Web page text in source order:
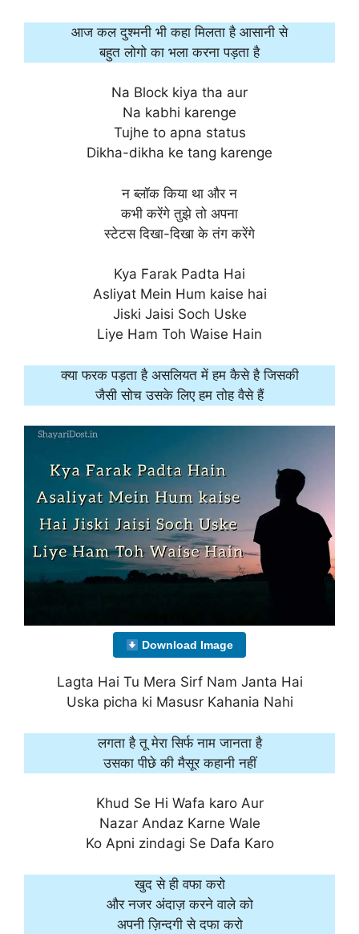
आज कल दुश्मनी भी कहा मिलता है आसानी से
बहुत लोगो का भला करना पड़ता है
Na Block kiya tha aur
Na kabhi karenge
Tujhe to apna status
Dikha-dikha ke tang karenge
न ब्लॉक किया था और न
कभी करेंगे तुझे तो अपना
स्टेटस दिखा-दिखा के तंग करेंगे
Kya Farak Padta Hai
Asliyat Mein Hum kaise hai
Jiski Jaisi Soch Uske
Liye Ham Toh Waise Hain
क्या फरक पड़ता है असलियत में हम कैसे है जिसकी
जैसी सोच उसके लिए हम तोह वैसे हैं
Download Image
Lagta Hai Tu Mera Sirf Nam Janta Hai
Uska picha ki Masusr Kahania Nahi
लगता है तू मेरा सिर्फ नाम जानता है
उसका पीछे की मैसूर कहानी नहीं
Khud Se Hi Wafa karo Aur
Nazar Andaz Karne Wale
Ko Apni zindagi Se Dafa Karo
खुद से ही वफा करो
और नजर अंदाज़ करने वाले को
अपनी ज़िन्दगी से दफा करो